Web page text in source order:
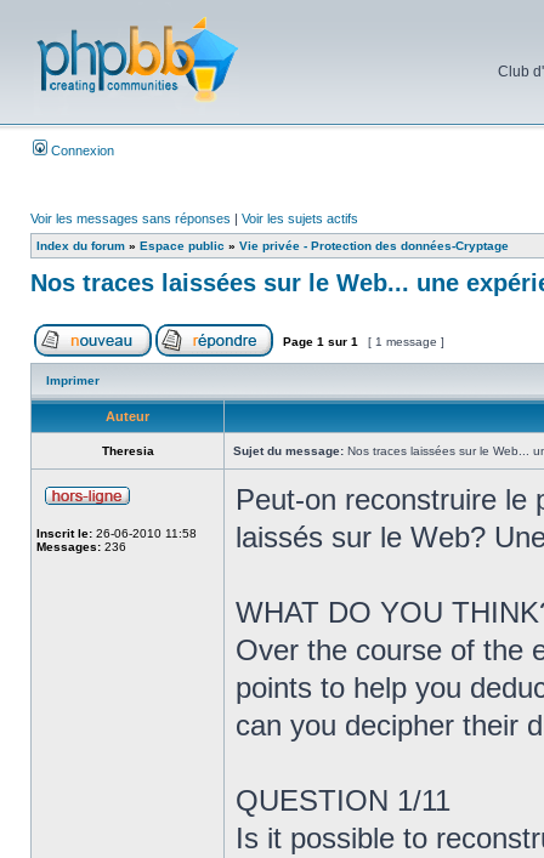
Club
Connexion
Voir les messages sans réponses | Voir les sujets actifs
Index du forum » Espace public » Vie privée - Protection des données-Cryptage
Nos traces laissées sur le Web... une
Page 1 sur 1 [ 1 message ]
Imprimer
Auteur
Theresia Sujet du message: Nos traces laissées sur le Web...
Inscrit le: 26-06-2010 11:58
Messages: 236
Peut-on reconstruire le
laissés sur le Web?
WHAT DO YOU
Over the course of the
points to help you
can you decipher their
QUESTION 1/11
Is it possible to